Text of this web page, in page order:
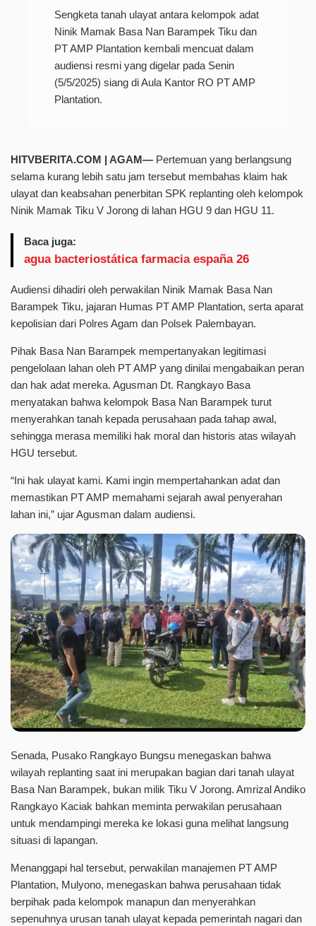
Sengketa tanah ulayat antara kelompok adat
Ninik Mamak Basa Nan Barampek Tiku dan
PT AMP Plantation kembali mencuat dalam
audiensi resmi yang digelar pada Senin
(5/5/2025) siang di Aula Kantor RO PT AMP
Plantation.
HITVBERITA.COM | AGAM— Pertemuan yang berlangsung
selama kurang lebih satu jam tersebut membahas klaim hak
ulayat dan keabsahan penerbitan SPK replanting oleh kelompok
Ninik Mamak Tiku V Jorong di lahan HGU 9 dan HGU 11.
Baca juga:
agua bacteriostática farmacia españa 26
Audiensi dihadiri oleh perwakilan Ninik Mamak Basa Nan
Barampek Tiku, jajaran Humas PT AMP Plantation, serta aparat
kepolisian dari Polres Agam dan Polsek Palembayan.
Pihak Basa Nan Barampek mempertanyakan legitimasi
pengelolaan lahan oleh PT AMP yang dinilai mengabaikan peran
dan hak adat mereka. Agusman Dt. Rangkayo Basa
menyatakan bahwa kelompok Basa Nan Barampek turut
menyerahkan tanah kepada perusahaan pada tahap awal,
sehingga merasa memiliki hak moral dan historis atas wilayah
HGU tersebut.
“Ini hak ulayat kami. Kami ingin mempertahankan adat dan
memastikan PT AMP memahami sejarah awal penyerahan
lahan ini,” ujar Agusman dalam audiensi.
Senada, Pusako Rangkayo Bungsu menegaskan bahwa
wilayah replanting saat ini merupakan bagian dari tanah ulayat
Basa Nan Barampek, bukan milik Tiku V Jorong. Amrizal Andiko
Rangkayo Kaciak bahkan meminta perwakilan perusahaan
untuk mendampingi mereka ke lokasi guna melihat langsung
situasi di lapangan.
Menanggapi hal tersebut, perwakilan manajemen PT AMP
Plantation, Mulyono, menegaskan bahwa perusahaan tidak
berpihak pada kelompok manapun dan menyerahkan
sepenuhnya urusan tanah ulayat kepada pemerintah nagari dan